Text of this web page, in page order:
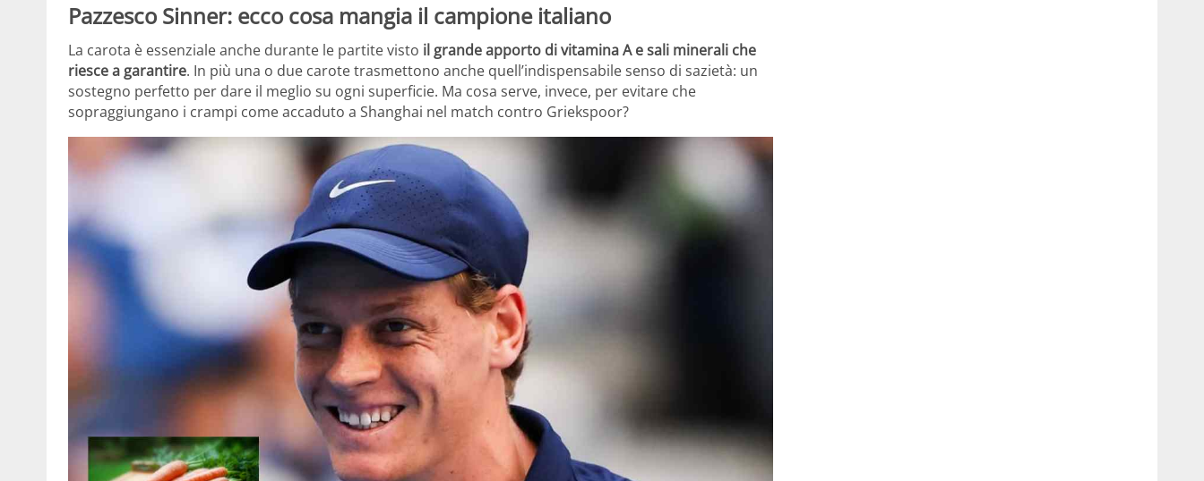
Pazzesco Sinner: ecco cosa mangia il campione italiano
La carota è essenziale anche durante le partite visto il grande apporto di vitamina A e sali minerali che
riesce a garantire. In più una o due carote trasmettono anche quell’indispensabile senso di sazietà: un
sostegno perfetto per dare il meglio su ogni superficie. Ma cosa serve, invece, per evitare che
sopraggiungano i crampi come accaduto a Shanghai nel match contro Griekspoor?